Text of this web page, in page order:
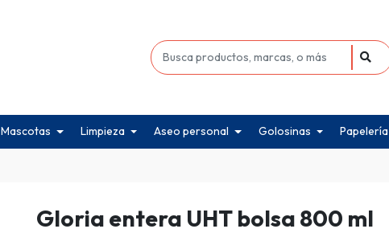
Mascotas Limpieza Aseo personal Golosinas Papelería
Gloria entera UHT bolsa 800 ml